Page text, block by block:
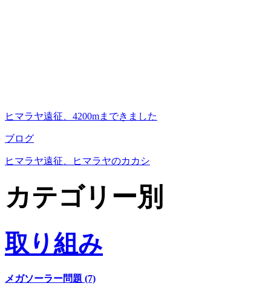
ヒマラヤ遠征、4200mまできました
ブログ
ヒマラヤ遠征、ヒマラヤのカカシ
カテゴリー別
取り組み
メガソーラー問題 (7)